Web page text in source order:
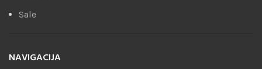
Sale
NAVIGACIJA